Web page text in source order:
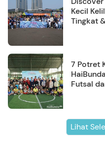
Kecil
Tingkat
7 Potret
Futsal
Lihat